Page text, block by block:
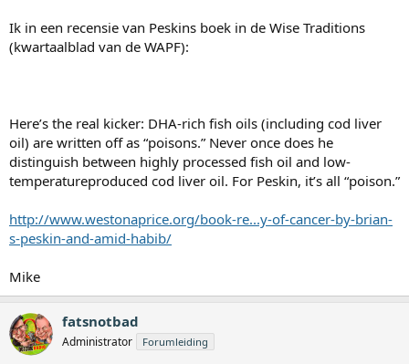
Ik in een recensie van Peskins boek in de Wise Traditions
(kwartaalblad van de WAPF):
Here’s the real kicker: DHA-rich fish oils (including cod liver
oil) are written off as “poisons.” Never once does he
distinguish between highly processed fish oil and low-
temperatureproduced cod liver oil. For Peskin, it’s all “poison.”
http://www.westonaprice.org/book-re...y-of-cancer-by-brian-
s-peskin-and-amid-habib/
Mike
fatsnotbad
Administrator Forumleiding